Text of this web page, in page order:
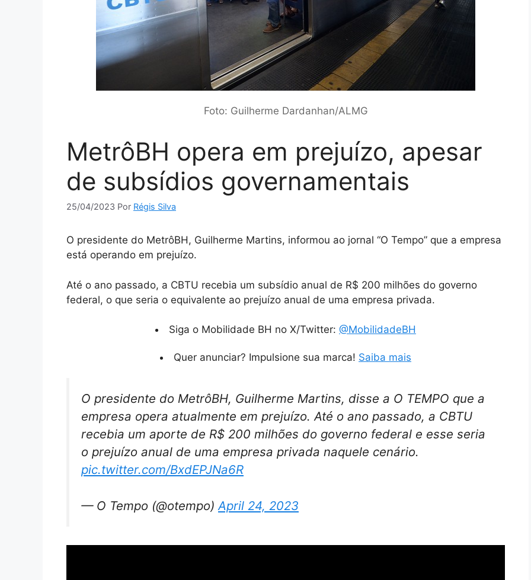
Foto: Guilherme Dardanhan/ALMG
MetrôBH opera em prejuízo, apesar
de subsídios governamentais
25/04/2023 Por Régis Silva
O presidente do MetrôBH, Guilherme Martins, informou ao jornal “O Tempo” que a empresa
está operando em prejuízo.
Até o ano passado, a CBTU recebia um subsídio anual de R$ 200 milhões do governo
federal, o que seria o equivalente ao prejuízo anual de uma empresa privada.
Siga o Mobilidade BH no X/Twitter: @MobilidadeBH
Quer anunciar? Impulsione sua marca! Saiba mais
O presidente do MetrôBH, Guilherme Martins, disse a O TEMPO que a
empresa opera atualmente em prejuízo. Até o ano passado, a CBTU
recebia um aporte de R$ 200 milhões do governo federal e esse seria
o prejuízo anual de uma empresa privada naquele cenário.
pic.twitter.com/BxdEPJNa6R
— O Tempo (@otempo) April 24, 2023